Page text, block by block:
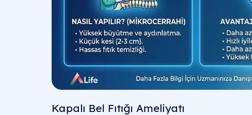
Kapalı Bel Fıtığı Ameliyatı​